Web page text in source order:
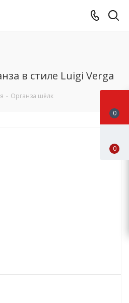
в стиле Luigi Verga
- Органза шёлк
0
0